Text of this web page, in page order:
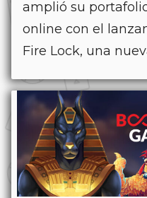
amplió su
online con el
Fire Lock, una